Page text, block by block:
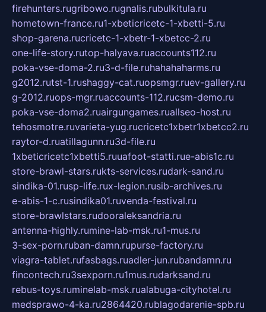
firehunters.rugribowo.rugnalis.rubulkitula.ru
hometown-france.ru1-xbeticricetc-1-xbetti-5.ru
shop-garena.rucricetc-1-xbetr-1-xbetcc-2.ru
one-life-story.rutop-halyava.ruaccounts112.ru
poka-vse-doma-2.ru3-d-file.ruhahahaharms.ru
g2012.rutst-1.rushaggy-cat.ruopsmgr.ruev-gallery.ru
g-2012.ruops-mgr.ruaccounts-112.rucsm-demo.ru
poka-vse-doma2.ruairgungames.ruallseo-host.ru
tehosmotre.ruvarieta-yug.rucricetc1xbetr1xbetcc2.ru
raytor-d.ruatillagunn.ru3d-file.ru
1xbeticricetc1xbetti5.ruuafoot-statti.rue-abis1c.ru
store-brawl-stars.rukts-services.rudark-sand.ru
sindika-01.rusp-life.rux-legion.rusib-archives.ru
e-abis-1-c.rusindika01.ruvenda-festival.ru
store-brawlstars.rudooraleksandria.ru
antenna-highly.rumine-lab-msk.ru1-mus.ru
3-sex-porn.ruban-damn.rupurse-factory.ru
viagra-tablet.rufasbags.ruadler-jun.rubandamn.ru
fincontech.ru3sexporn.ru1mus.rudarksand.ru
rebus-toys.ruminelab-msk.rualabuga-cityhotel.ru
medsprawo-4-ka.ru2864420.rublagodarenie-spb.ru